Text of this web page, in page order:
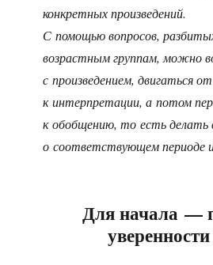
конкретных произведений.
С помощью вопросов,
возрастным группам, можно
с произведением, двигаться
к интерпретации, а потом
к обобщению, то есть делать
о соответствующем периоде
Для начала —